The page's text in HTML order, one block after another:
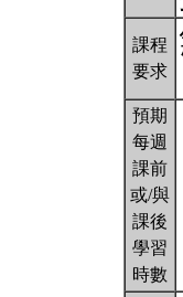
課程
要求
預期
每週
課前
或/與
課後
學習
時數